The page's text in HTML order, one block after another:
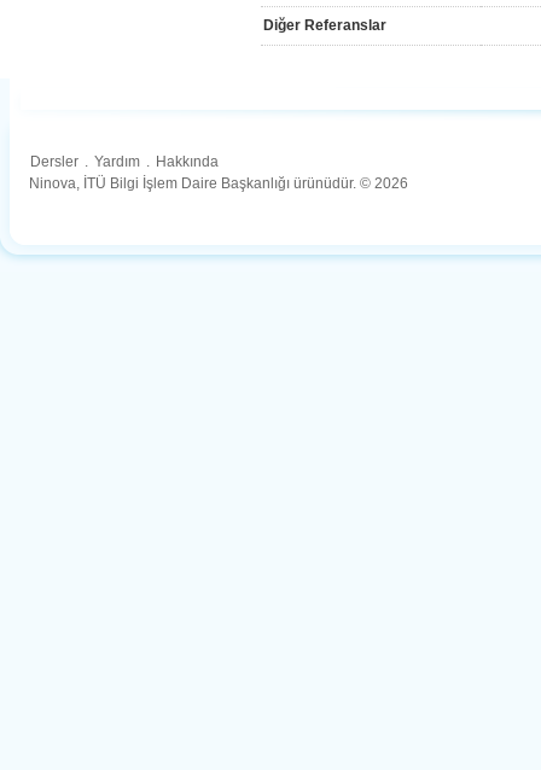
Diğer Referanslar
Dersler . Yardım . Hakkında
Ninova, İTÜ Bilgi İşlem Daire Başkanlığı ürünüdür. © 2026